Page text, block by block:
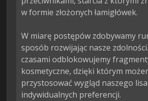
w formie złożonych łamigłówek.
W miarę postępów zdobywamy
sposób rozwijając nasze
czasami odblokowujemy
kosmetyczne, dzięki którym
przystosować wygląd naszego
indywidualnych preferencji.